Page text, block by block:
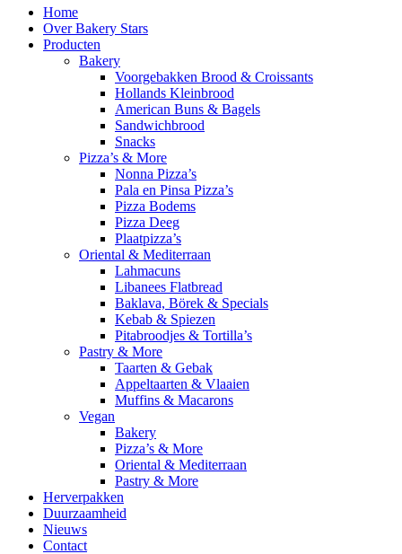
Home
Over Bakery Stars
Producten
Bakery
Voorgebakken Brood & Croissants
Hollands Kleinbrood
American Buns & Bagels
Sandwichbrood
Snacks
Pizza’s & More
Nonna Pizza’s
Pala en Pinsa Pizza’s
Pizza Bodems
Pizza Deeg
Plaatpizza’s
Oriental & Mediterraan
Lahmacuns
Libanees Flatbread
Baklava, Börek & Specials
Kebab & Spiezen
Pitabroodjes & Tortilla’s
Pastry & More
Taarten & Gebak
Appeltaarten & Vlaaien
Muffins & Macarons
Vegan
Bakery
Pizza’s & More
Oriental & Mediterraan
Pastry & More
Herverpakken
Duurzaamheid
Nieuws
Contact